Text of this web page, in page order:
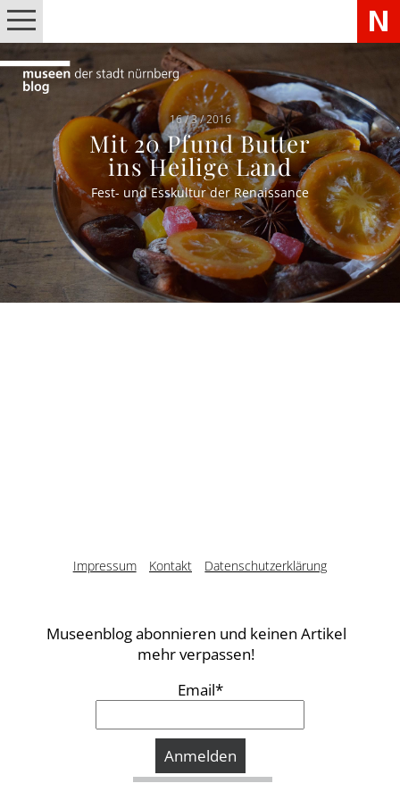
16 / 3 / 2016
Mit 20 Pfund Butter
ins Heilige Land
Fest- und Esskultur der Renaissance
Impressum Kontakt Datenschutzerklärung
Museenblog abonnieren und keinen Artikel
mehr verpassen!
Email*